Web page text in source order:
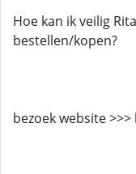
Hoe kan ik veilig
bestellen/kopen?
bezoek website